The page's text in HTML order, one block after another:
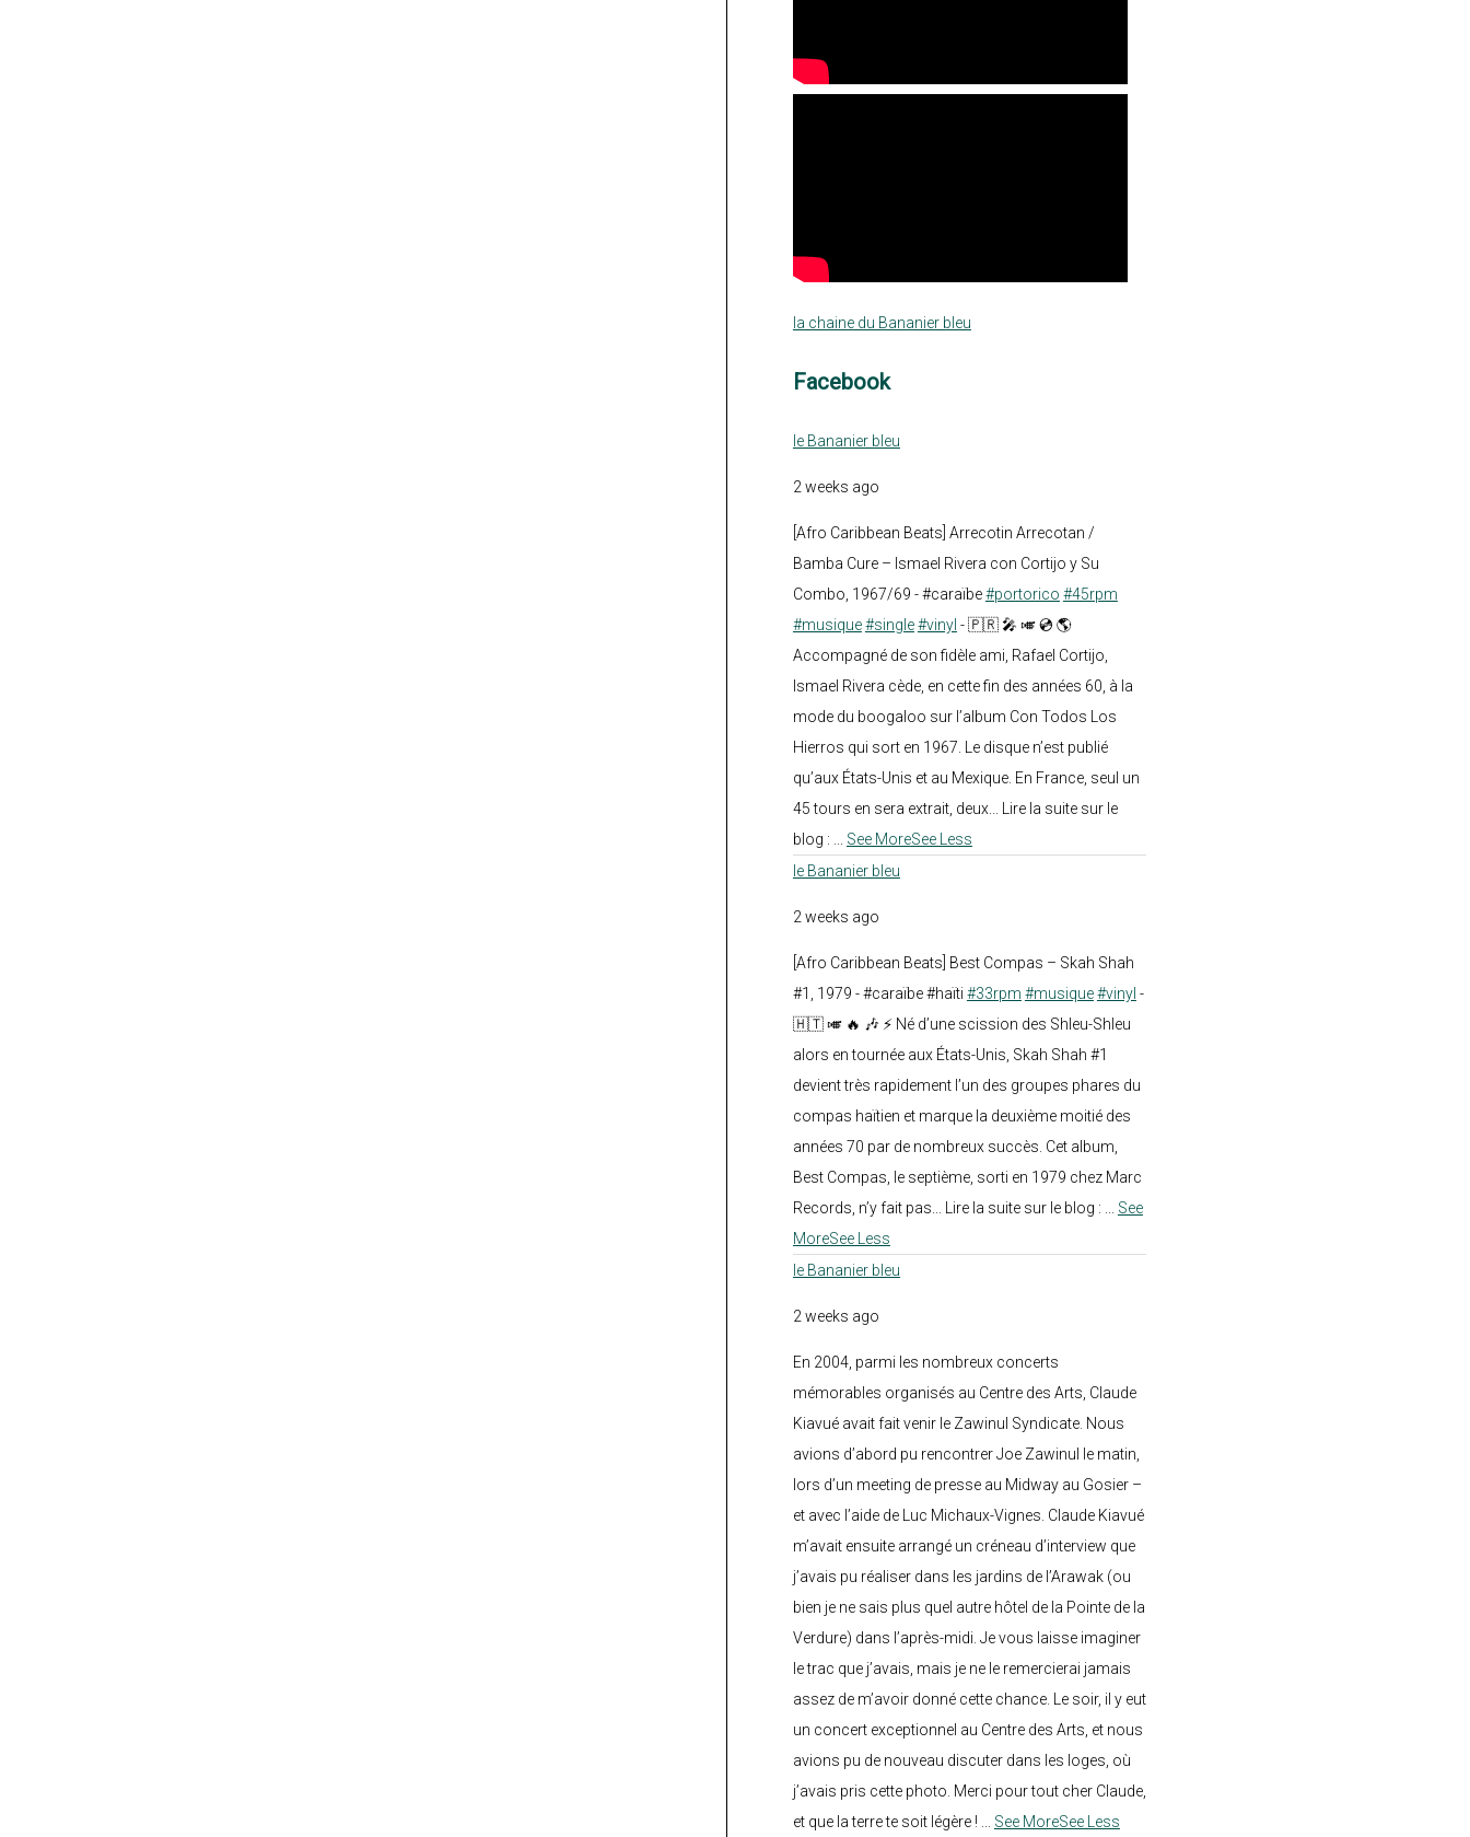
la chaine du Bananier bleu
Facebook
le Bananier bleu
2 weeks ago
[Afro Caribbean Beats] Arrecotin Arrecotan /
Bamba Cure – Ismael Rivera con Cortijo y Su
Combo, 1967/69 - #caraïbe#portorico #45rpm
#musique#single#vinyl - 🇵🇷 🎤 🎺 💿 🌎
Accompagné de son fidèle ami, Rafael Cortijo,
Ismael Rivera cède, en cette fin des années 60, à la
mode du boogaloo sur l’album Con Todos Los
Hierros qui sort en 1967. Le disque n’est publié
qu’aux États-Unis et au Mexique. En France, seul un
45 tours en sera extrait, deux... Lire la suite sur le
blog :
See MoreSee Less
le Bananier bleu
2 weeks ago
[Afro Caribbean Beats] Best Compas – Skah Shah
#1, 1979 - #caraïbe #haïti #33rpm #musique#vinyl -
🇭🇹 🎺 🔥 🎶 ⚡ Né d’une scission des Shleu-Shleu
alors en tournée aux États-Unis, Skah Shah #1
devient très rapidement l’un des groupes phares du
compas haïtien et marque la deuxième moitié des
années 70 par de nombreux succès. Cet album,
Best Compas, le septième, sorti en 1979 chez Marc
Records, n’y fait pas... Lire la suite sur le blog :
See
MoreSee Less
le Bananier bleu
2 weeks ago
En 2004, parmi les nombreux concerts
mémorables organisés au Centre des Arts, Claude
Kiavué avait fait venir le Zawinul Syndicate. Nous
avions d’abord pu rencontrer Joe Zawinul le matin,
lors d’un meeting de presse au Midway au Gosier –
et avec l’aide de Luc Michaux-Vignes. Claude Kiavué
m’avait ensuite arrangé un créneau d’interview que
j’avais pu réaliser dans les jardins de l’Arawak (ou
bien je ne sais plus quel autre hôtel de la Pointe de la
Verdure) dans l’après-midi. Je vous laisse imaginer
le trac que j’avais, mais je ne le remercierai jamais
assez de m’avoir donné cette chance. Le soir, il y eut
un concert exceptionnel au Centre des Arts, et nous
avions pu de nouveau discuter dans les loges, où
j’avais pris cette photo. Merci pour tout cher Claude,
et que la terre te soit légère !
See MoreSee Less